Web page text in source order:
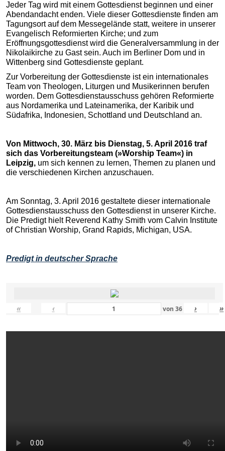
Jeder Tag wird mit einem Gottesdienst beginnen und einer
Abendandacht enden. Viele dieser Gottesdienste finden am
Tagungsort auf dem Messegelände statt, weitere in unserer
Evangelisch Reformierten Kirche; und zum
Eröffnungsgottesdienst wird die Generalversammlung in der
Nikolaikirche zu Gast sein. Auch im Berliner Dom und in
Wittenberg sind Gottesdienste geplant.
Zur Vorbereitung der Gottesdienste ist ein internationales
Team von Theologen, Liturgen und Musikerinnen berufen
worden. Dem Gottesdienstausschuss gehören Reformierte
aus Nordamerika und Lateinamerika, der Karibik und
Südafrika, Indonesien, Schottland und Deutschland an.
Von Mittwoch, 30. März bis Dienstag, 5. April 2016 traf
sich das Vorbereitungsteam (»Worship Team«) in
Leipzig, um sich kennen zu lernen, Themen zu planen und
die verschiedenen Kirchen anzuschauen.
Am Sonntag, 3. April 2016 gestaltete dieser internationale
Gottesdienstausschuss den Gottesdienst in unserer Kirche.
Die Predigt hielt Reverend Kathy Smith vom Calvin Institute
of Christian Worship, Grand Rapids, Michigan, USA.
Predigt in deutscher Sprache
« ‹ von 36 › »